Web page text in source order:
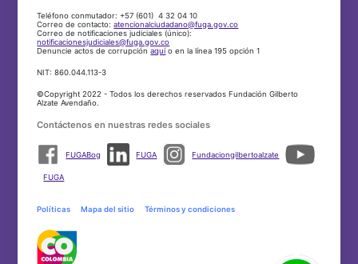
Teléfono conmutador: +57 (601) 4 32 04 10
Correo de contacto:atencionalciudadano@fuga.gov.co
Correo de notificaciones judiciales (único):
notificacionesjudiciales@fuga.gov.co
Denuncie actos de corrupciónaquío en la línea 195 opción 1
NIT: 860.044.113-3
©Copyright 2022 - Todos los derechos reservados Fundación Gilberto
Alzate Avendaño.
Contáctenos en nuestras redes sociales
FUGABog FUGA Fundaciongilbertoalzate
FUGA
Políticas Mapa del sitio Términos y condiciones